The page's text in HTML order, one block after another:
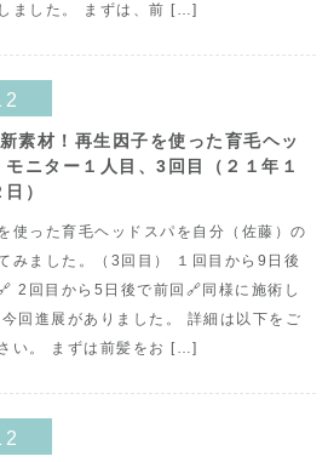
ました。 まずは、前 […]
材！再生因子を使った育毛ヘッ
ニター１人目、3回目（２１年１
）
使った育毛ヘッドスパを自分（佐藤）の
みました。（3回目） １回目から9日後
2回目から5日後で前回🔗同様に施術し
回進展がありました。 詳細は以下をご
い。 まずは前髪をお […]